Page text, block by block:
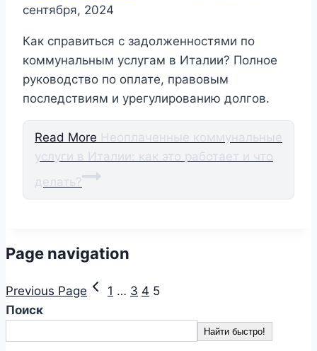
сентября, 2024
Как справиться с задолженностями по
коммунальным услугам в Италии? Полное
руководство по оплате, правовым
последствиям и урегулированию долгов.
Read More Неоплаченные коммунальные
услуги в Италии: как это работает и что
делать?
Page navigation
Previous Page 1 … 3 4 5
Поиск
Найти быстро!